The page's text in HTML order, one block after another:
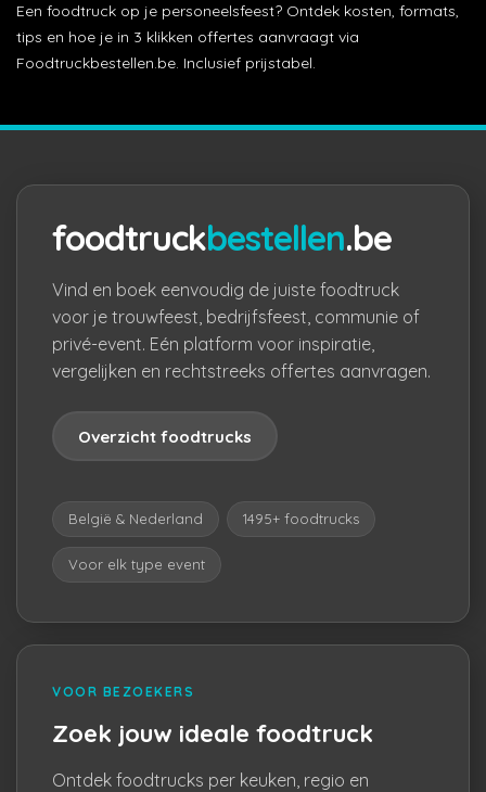
Een foodtruck op je personeelsfeest? Ontdek kosten, formats,
tips en hoe je in 3 klikken offertes aanvraagt via
Foodtruckbestellen.be. Inclusief prijstabel.
foodtruckbestellen.be
Vind en boek eenvoudig de juiste foodtruck
voor je trouwfeest, bedrijfsfeest, communie of
privé-event. Eén platform voor inspiratie,
vergelijken en rechtstreeks offertes aanvragen.
Overzicht foodtrucks
België & Nederland 1495+ foodtrucks
Voor elk type event
VOOR BEZOEKERS
Zoek jouw ideale foodtruck
Ontdek foodtrucks per keuken, regio en